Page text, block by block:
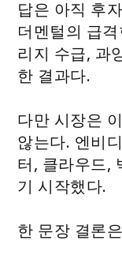
답은 아직 후
더멘털의 급
리지 수급, 과
한 결과다.
다만 시장은
않는다. 엔비
터, 클라우드,
기 시작했다.
한 문장 결론